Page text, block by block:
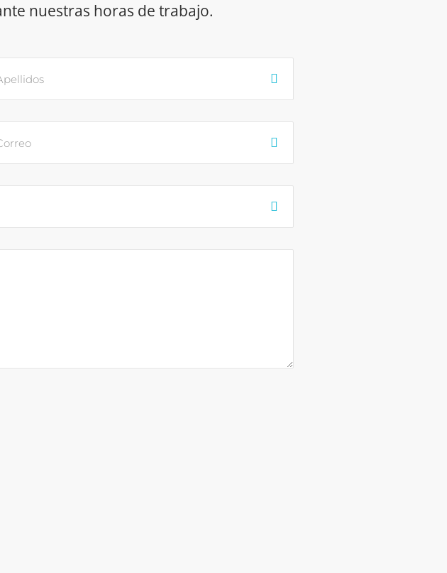
nuestras horas de trabajo.